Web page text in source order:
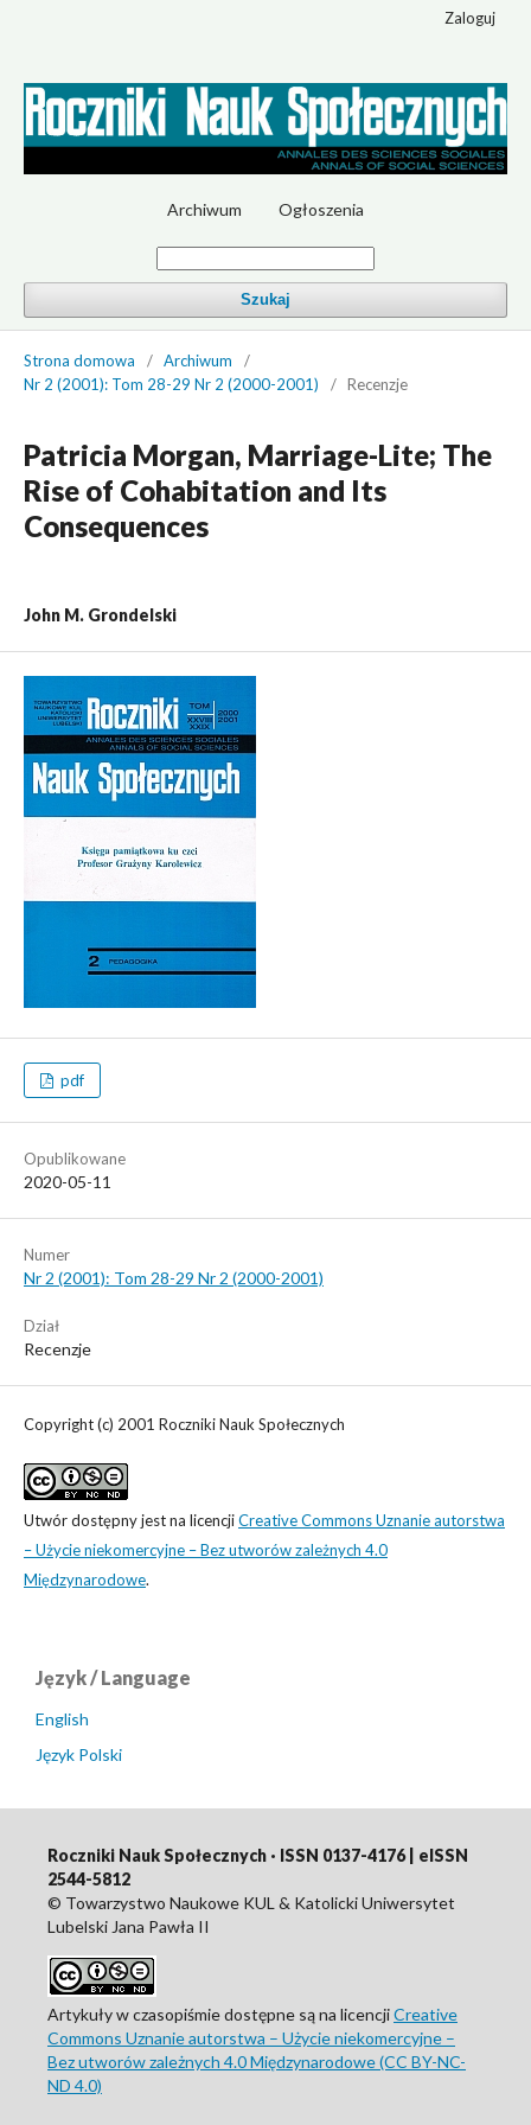
Archiwum Ogłoszenia
Szukaj
Zaloguj
Strona domowa / Archiwum
/
Nr 2 (2001): Tom 28-29 Nr 2 (2000-2001)
/ Recenzje
Patricia Morgan, Marriage-Lite; The
Rise of Cohabitation and Its
Consequences
John M. Grondelski
pdf
Opublikowane
2020-05-11
Numer
Nr 2 (2001): Tom 28-29 Nr 2 (2000-2001)
Dział
Recenzje
Copyright (c) 2001 Roczniki Nauk Społecznych
Utwór dostępny jest na licencjiCreative Commons Uznanie autorstwa
– Użycie niekomercyjne – Bez utworów zależnych 4.0
Międzynarodowe.
Język / Language
English
Język Polski
Roczniki Nauk Społecznych · ISSN 0137-4176 | eISSN
2544-5812
© Towarzystwo Naukowe KUL & Katolicki Uniwersytet
Lubelski Jana Pawła II
Artykuły w czasopiśmie dostępne są na licencjiCreative
Commons Uznanie autorstwa – Użycie niekomercyjne –
Bez utworów zależnych 4.0 Międzynarodowe (CC BY-NC-
ND 4.0)